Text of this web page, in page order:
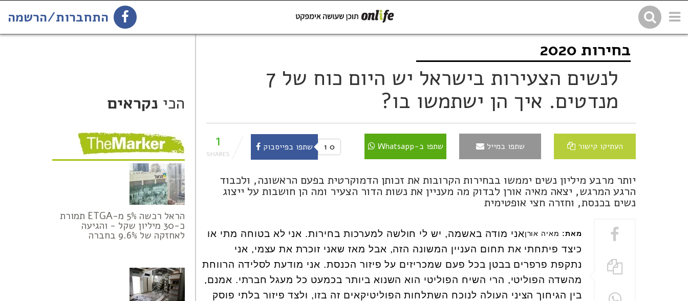
התחברות/הרשמה
שתפו בפייסבוק 1 בחירות 2020
לנשים הצעירות בישראל יש היום כוח של 7
מנדטים. איך הן ישתמשו בו?
העתיקו קישור שתפו במייל שתפו ב-Whatsapp 0 שתפו בפייסבוק 1
יותר מרבע מיליון נשים יממשו בבחירות הקרובות את זכותן הדמוקרטית בפעם הראשונה, ולכבוד
הרגע המרגש, יצאה מאיה אורן לבדוק מה מעניין את נשות הדור הצעיר ומה הן חושבות על ייצוג
נשים בכנסת, וחזרה חצי אופטימית
מאת: מאיה אורן אני מודה באשמה, יש לי חולשה למערכות בחירות. אני לא בטוחה מתי או
כיצד פיתחתי את תחום העניין המשונה הזה, אבל מאז שאני זוכרת את עצמי, אני
נתקפת פרפרים בבטן בכל פעם שמכריזים על פיזור הכנסת. אני מודעת לסלידה הרווחת
מהשדה הפוליטי, הרי השיח הפוליטי הוא השנוא ביותר בכמעט כל מעגל חברתי. אמנם,
בין הגיחוך הציני העולה לנוכח השתלחות הפוליטיקאים זה בזו, ולצד פיזור בלתי פוסק
הכי נקראים
הראל רכשה 5% מ-ETGA תמורת
כ-30 מיליון שקל - והגיעה
לאחזקה של 9.6% בחברה